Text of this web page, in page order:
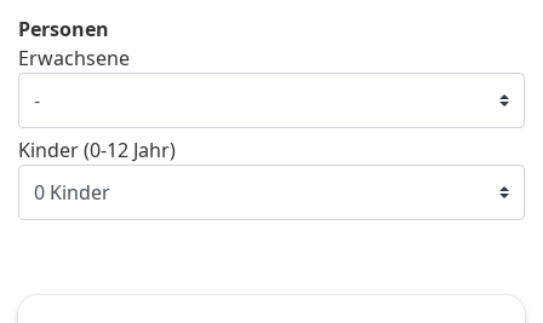
Personen
Erwachsene
Kinder (0-12 Jahr)